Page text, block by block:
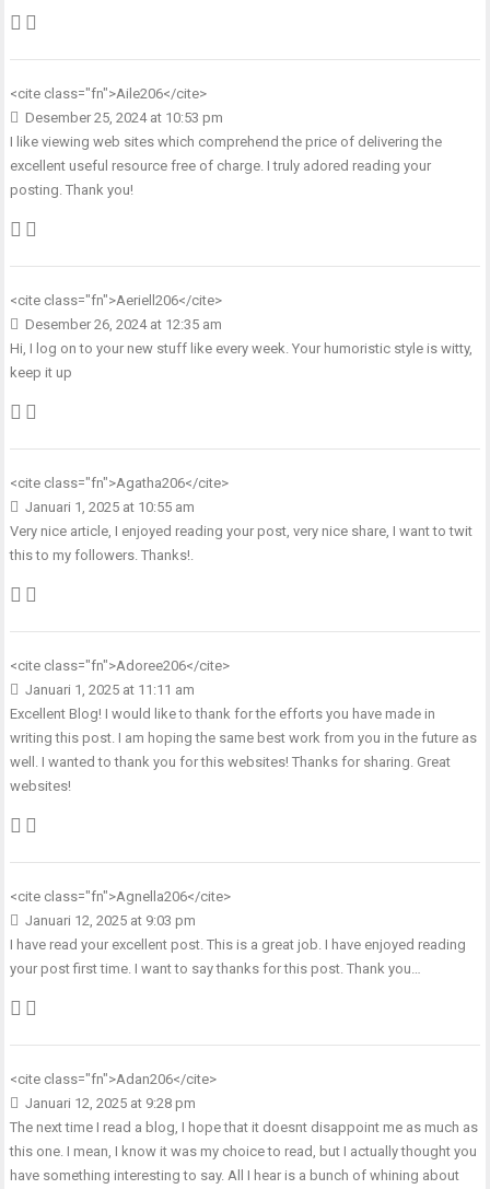
<cite class="fn">Aile206</cite>
Desember 25, 2024 at 10:53 pm
I like viewing web sites which comprehend the price of delivering the
excellent useful resource free of charge. I truly adored reading your
posting. Thank you!
<cite class="fn">Aeriell206</cite>
Desember 26, 2024 at 12:35 am
Hi, I log on to your new stuff like every week. Your humoristic style is witty,
keep it up
<cite class="fn">Agatha206</cite>
Januari 1, 2025 at 10:55 am
Very nice article, I enjoyed reading your post, very nice share, I want to twit
this to my followers. Thanks!.
<cite class="fn">Adoree206</cite>
Januari 1, 2025 at 11:11 am
Excellent Blog! I would like to thank for the efforts you have made in
writing this post. I am hoping the same best work from you in the future as
well. I wanted to thank you for this websites! Thanks for sharing. Great
websites!
<cite class="fn">Agnella206</cite>
Januari 12, 2025 at 9:03 pm
I have read your excellent post. This is a great job. I have enjoyed reading
your post first time. I want to say thanks for this post. Thank you…
<cite class="fn">Adan206</cite>
Januari 12, 2025 at 9:28 pm
The next time I read a blog, I hope that it doesnt disappoint me as much as
this one. I mean, I know it was my choice to read, but I actually thought you
have something interesting to say. All I hear is a bunch of whining about